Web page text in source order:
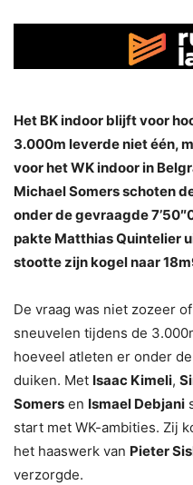
Het BK indoor blijft voor
3.000m leverde niet één,
voor het WK indoor in
Michael Somers schoten
onder de gevraagde
pakte Matthias Quintelier
stootte zijn kogel naar
De vraag was niet zozeer
sneuvelen tijdens de
hoeveel atleten er onder
duiken. Met Isaac Kimeli,
Somers en Ismael Debjani
start met WK-ambities. Zij
het haaswerk van Pieter
verzorgde.